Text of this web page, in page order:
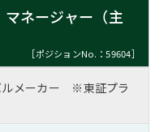
ネージャー（主
［ポジションNo.：59604］
ルメーカー ※東証プラ